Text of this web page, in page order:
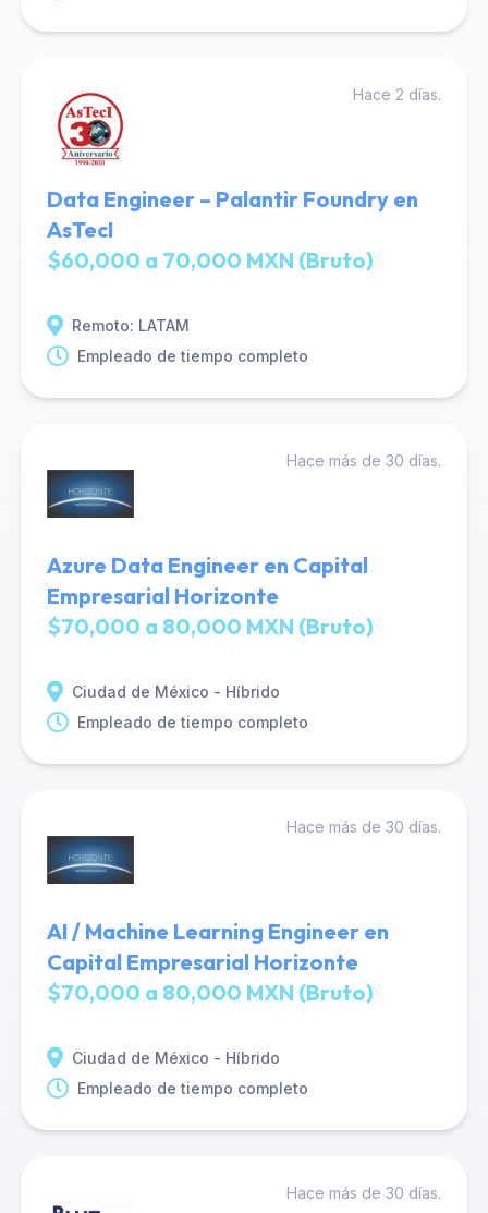
Hace 2 días.
Data Engineer – Palantir Foundry en
AsTecI
$60,000 a 70,000 MXN (Bruto)
Remoto: LATAM
Empleado de tiempo completo
Hace más de 30 días.
Azure Data Engineer en Capital
Empresarial Horizonte
$70,000 a 80,000 MXN (Bruto)
Ciudad de México - Híbrido
Empleado de tiempo completo
Hace más de 30 días.
AI / Machine Learning Engineer en
Capital Empresarial Horizonte
$70,000 a 80,000 MXN (Bruto)
Ciudad de México - Híbrido
Empleado de tiempo completo
Hace más de 30 días.